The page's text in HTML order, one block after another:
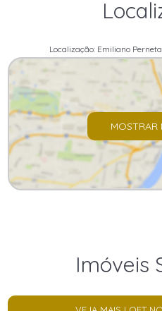
Localização: Emiliano
MOSTRAR
Imóveis